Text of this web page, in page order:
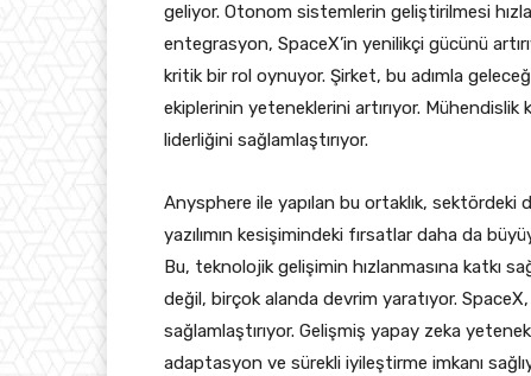
geliyor. Otonom sistemlerin geliştirilmesi
entegrasyon, SpaceX’in yenilikçi gücünü
kritik bir rol oynuyor. Şirket, bu adımla
ekiplerinin yeteneklerini artırıyor.
liderliğini sağlamlaştırıyor.
Anysphere ile yapılan bu ortaklık, sektördeki
yazılımın kesişimindeki fırsatlar daha da
Bu, teknolojik gelişimin hızlanmasına katkı
değil, birçok alanda devrim yaratıyor.
sağlamlaştırıyor. Gelişmiş yapay zeka
adaptasyon ve sürekli iyileştirme imkanı